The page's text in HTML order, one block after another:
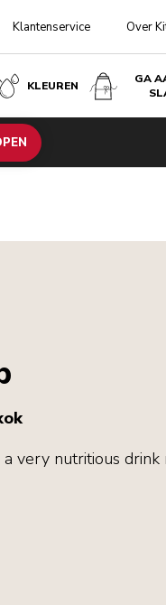
Klantenservice Over
KLEUREN
GA
a very nutritious